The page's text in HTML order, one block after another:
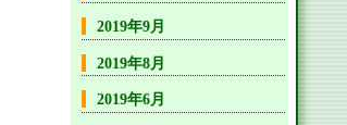
2019年9月
2019年8月
2019年6月